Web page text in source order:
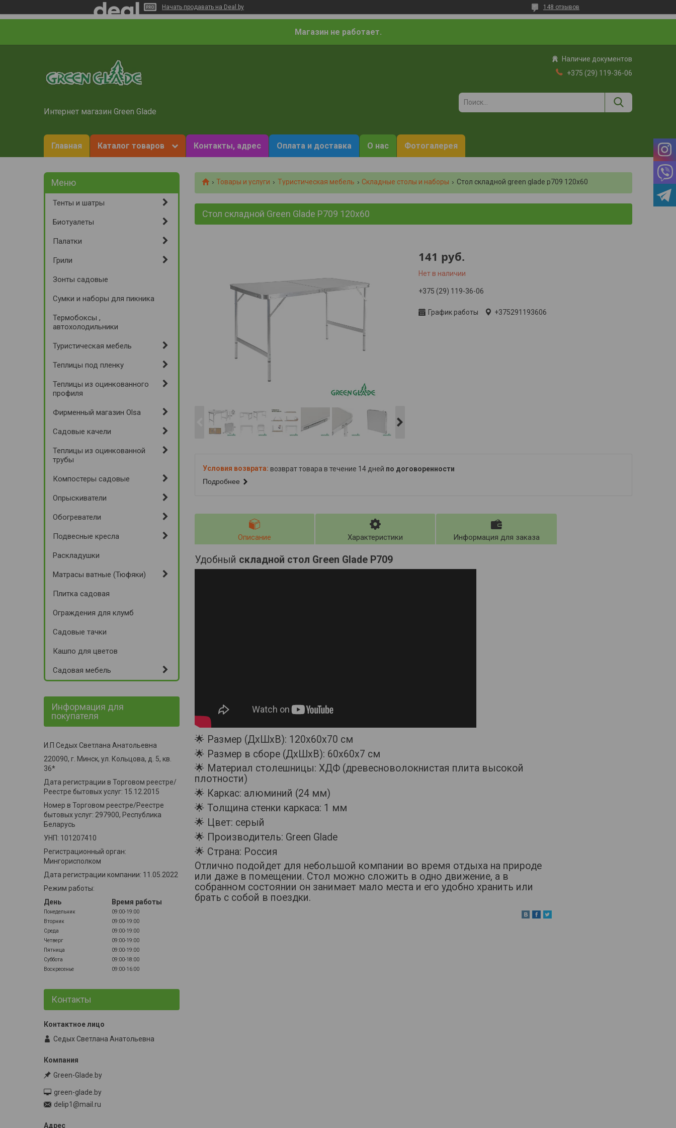
Начать продавать на Deal.by 148 отзывов
Магазин не работает.
Интернет магазин Green Glade
Наличие документов
+375 (29) 119-36-06
Главная Каталог товаров Контакты, адрес Оплата и доставка О нас Фотогалерея
Товары и услуги Туристическая мебель Складные столы и наборы Стол складной green glade p709 120х60
Стол складной Green Glade P709 120х60
141 руб.
Нет в наличии
+375 (29) 119-36-06
График работы +375291193606
возврат товара в течение 14 дней по договоренности
Подробнее
Описание Характеристики Информация для заказа
Удобный складной стол Green Glade P709
🌟 Размер (ДхШхВ): 120х60х70 см
🌟 Размер в сборе (ДхШхВ): 60х60х7 см
🌟 Материал столешницы: ХДФ (древесноволокнистая плита высокой
плотности)
🌟 Каркас: алюминий (24 мм)
🌟 Толщина стенки каркаса: 1 мм
🌟 Цвет: серый
🌟 Производитель: Green Glade
🌟 Страна: Россия
Отлично подойдет для небольшой компании во время отдыха на природе
или даже в помещении. Стол можно сложить в одно движение, а в
собранном состоянии он занимает мало места и его удобно хранить или
брать с собой в поездки.
Тенты и шатры
Биотуалеты
Палатки
Грили
Зонты садовые
Сумки и наборы для пикника
Термобоксы ,
автохолодильники
Туристическая мебель
Теплицы под пленку
Теплицы из оцинкованного
профиля
Фирменный магазин Olsa
Садовые качели
Теплицы из оцинкованной
трубы
Компостеры садовые
Опрыскиватели
Обогреватели
Подвесные кресла
Раскладушки
Матрасы ватные (Тюфяки)
Плитка садовая
Ограждения для клумб
Садовые тачки
Кашпо для цветов
Садовая мебель
Информация для
покупателя
И.П Седых Светлана Анатольевна
220090, г. Минск, ул. Кольцова, д. 5, кв.
36*
Дата регистрации в Торговом реестре/
Реестре бытовых услуг: 15.12.2015
Номер в Торговом реестре/Реестре
бытовых услуг: 297900, Республика
Беларусь
УНП: 101207410
Регистрационный орган:
Мингорисполком
Дата регистрации компании: 11.05.2022
Режим работы:
День
Время работы
Понедельник
09:00-19:00
Вторник
09:00-19:00
Среда
09:00-19:00
Четверг
09:00-19:00
Пятница
09:00-19:00
Суббота
09:00-18:00
Воскресенье
09:00-16:00
Контакты
Седых Светлана Анатольевна
Green-Glade.by
green-glade.by
delip1@mail.ru